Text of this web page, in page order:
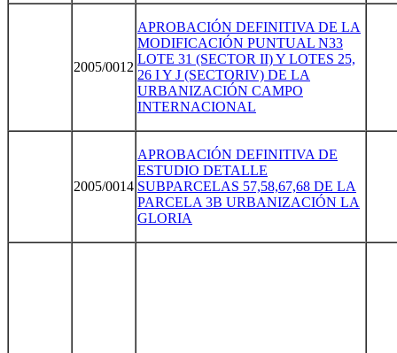
2005/0012
APROBACIÓN DEFINITIVA DE LA
MODIFICACIÓN PUNTUAL N33
LOTE 31 (SECTOR II) Y LOTES 25,
26 I Y J (SECTORIV) DE LA
URBANIZACIÓN CAMPO
INTERNACIONAL
2005/0014
APROBACIÓN DEFINITIVA DE
ESTUDIO DETALLE
SUBPARCELAS 57,58,67,68 DE LA
PARCELA 3B URBANIZACIÓN LA
GLORIA